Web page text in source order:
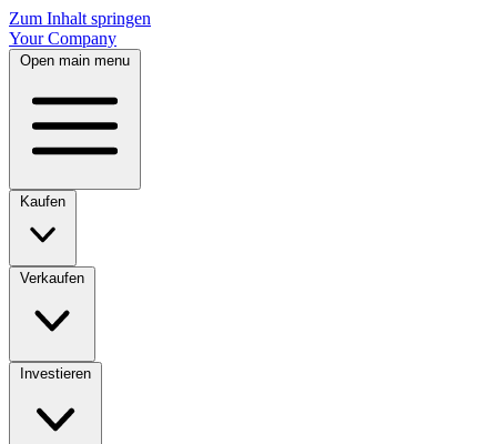
Zum Inhalt springen
Your Company
Open main menu
Kaufen
Verkaufen
Investieren